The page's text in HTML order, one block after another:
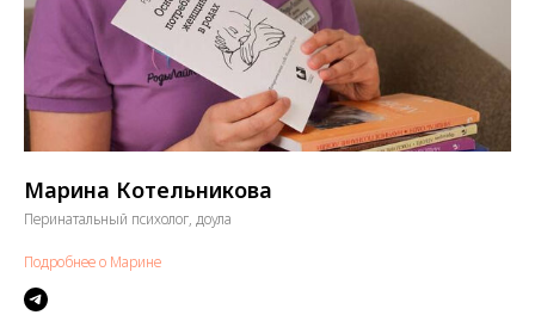
Марина Котельникова
Перинатальный психолог, доула
Подробнее о Марине